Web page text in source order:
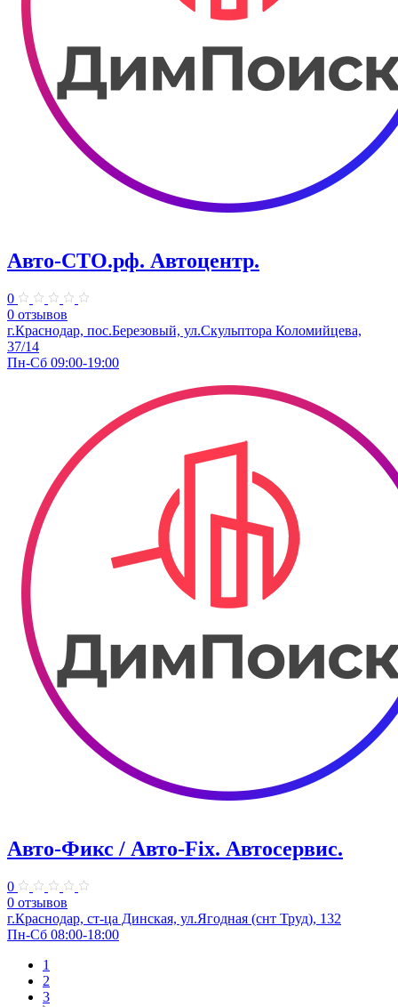
Авто-СТО.рф. Автоцентр.
0
0 отзывов
г.Краснодар, пос.Березовый, ул.Скульптора Коломийцева,
37/14
Пн-Сб 09:00-19:00
Авто-Фикс / Авто-Fix. Автосервис.
0
0 отзывов
г.Краснодар, ст-ца Динская, ул.Ягодная (снт Труд), 132
Пн-Сб 08:00-18:00
1
2
3